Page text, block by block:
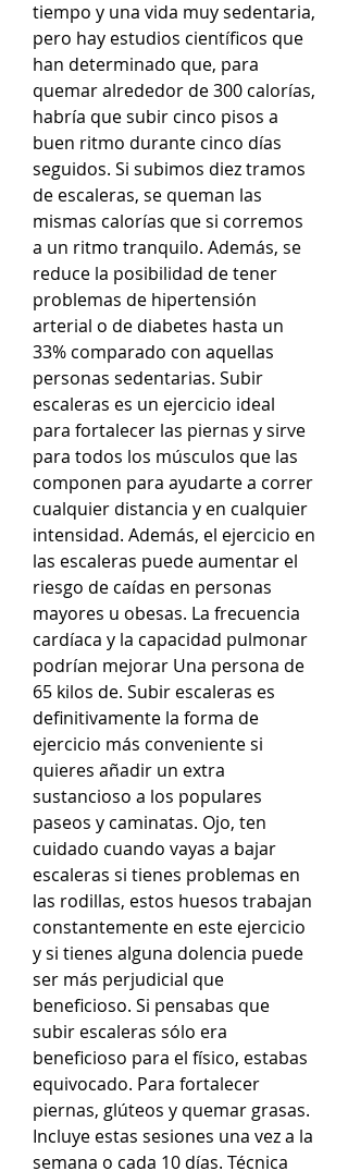
tiempo y una vida muy sedentaria,
pero hay estudios científicos que
han determinado que, para
quemar alrededor de 300 calorías,
habría que subir cinco pisos a
buen ritmo durante cinco días
seguidos. Si subimos diez tramos
de escaleras, se queman las
mismas calorías que si corremos
a un ritmo tranquilo. Además, se
reduce la posibilidad de tener
problemas de hipertensión
arterial o de diabetes hasta un
33% comparado con aquellas
personas sedentarias. Subir
escaleras es un ejercicio ideal
para fortalecer las piernas y sirve
para todos los músculos que las
componen para ayudarte a correr
cualquier distancia y en cualquier
intensidad. Además, el ejercicio en
las escaleras puede aumentar el
riesgo de caídas en personas
mayores u obesas. La frecuencia
cardíaca y la capacidad pulmonar
podrían mejorar Una persona de
65 kilos de. Subir escaleras es
definitivamente la forma de
ejercicio más conveniente si
quieres añadir un extra
sustancioso a los populares
paseos y caminatas. Ojo, ten
cuidado cuando vayas a bajar
escaleras si tienes problemas en
las rodillas, estos huesos trabajan
constantemente en este ejercicio
y si tienes alguna dolencia puede
ser más perjudicial que
beneficioso. Si pensabas que
subir escaleras sólo era
beneficioso para el físico, estabas
equivocado. Para fortalecer
piernas, glúteos y quemar grasas.
Incluye estas sesiones una vez a la
semana o cada 10 días. Técnica